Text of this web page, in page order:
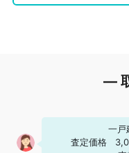
―
一戸
査定価格